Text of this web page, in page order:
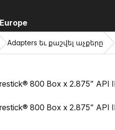
Adapters եւ քաշվել աչքերը